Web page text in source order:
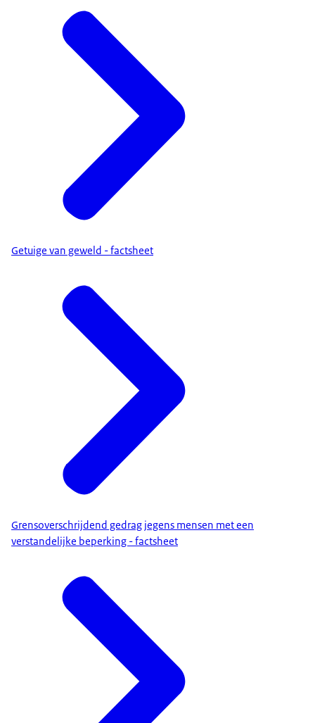
Getuige van geweld - factsheet
Grensoverschrijdend gedrag jegens mensen met een
verstandelijke beperking - factsheet